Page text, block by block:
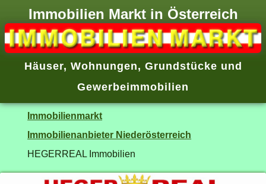
Immobilien Markt in Österreich
Häuser, Wohnungen, Grundstücke und
Gewerbeimmobilien
Immobilienmarkt
Immobilienanbieter Niederösterreich
HEGERREAL Immobilien